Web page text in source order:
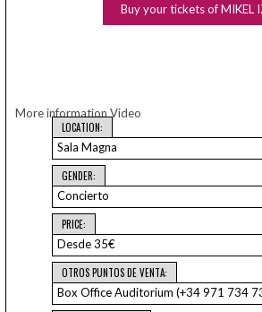
Buy your tickets of MIKEL
More information Video
LOCATION:
Sala Magna
GENDER:
Concierto
PRICE:
Desde 35€
OTROS PUNTOS DE VENTA:
Box Office Auditorium (+34 971 734